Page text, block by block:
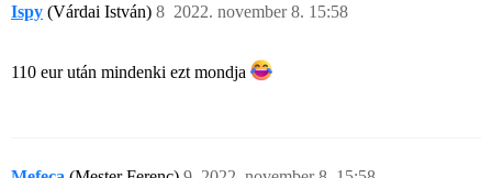
Ispy (Várdai István) 2022. november 8. 15:58
8
110 eur után mindenki ezt mondja